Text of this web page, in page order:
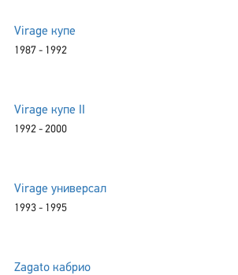
Virage купе
1987 - 1992
Virage купе II
1992 - 2000
Virage универсал
1993 - 1995
Zagato кабрио